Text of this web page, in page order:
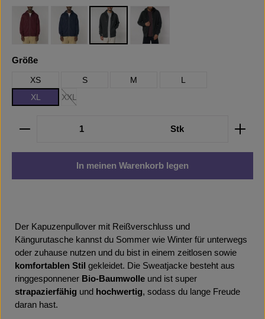
Burgundy French NavyDark Heather Grey
Black
Größeauswählen
XS S M
L
XL
XXL
(Diese Option ist zurzeit nicht verfügbar.)
Produkt Anzahl: Gib den gewünschten Wert ein
Stk
In meinen Warenkorb legen
Der Kapuzenpullover mit Reißverschluss und
Kängurutasche kannst du Sommer wie Winter für unterwegs
oder zuhause nutzen und du bist in einem zeitlosen sowie
komfortablen Stil gekleidet. Die Sweatjacke besteht aus
ringgesponnener Bio-Baumwolle und ist super
strapazierfähig und hochwertig, sodass du lange Freude
daran hast.